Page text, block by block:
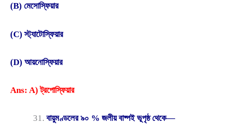
(B) মেসোস্ফিয়ার
(C) স্ট্যাটোস্ফিয়ার
(D) আয়নোস্ফিয়ার
Ans: A) ট্রপোস্ফিয়ার
বায়ুমণ্ডলের ৯০ % জলীয় বাষ্পই ভূপৃষ্ঠ থেকে—